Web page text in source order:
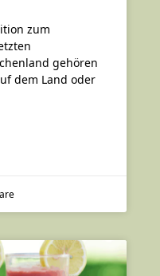
zum
gehören
dem Land oder